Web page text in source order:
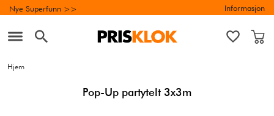
Nye Superfunn >> Informasjon
Hjem
Pop-Up partytelt 3x3m